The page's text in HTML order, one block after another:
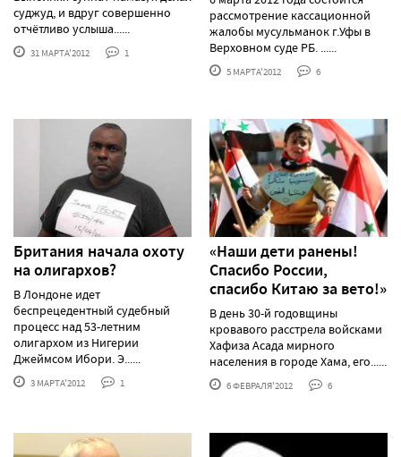
суджуд, и вдруг совершенно
отчётливо услыша......
31 МАРТА'2012 1
рассмотрение кассационной
жалобы мусульманок г.Уфы в
Верховном суде РБ. ......
5 МАРТА'2012 6
Британия начала охоту
на олигархов?
В Лондоне идет
беспрецедентный судебный
процесс над 53-летним
олигархом из Нигерии
Джеймсом Ибори. Э......
3 МАРТА'2012 1
«Наши дети ранены!
Спасибо России,
спасибо Китаю за вето!»
В день 30-й годовщины
кровавого расстрела войсками
Хафиза Асада мирного
населения в городе Хама, его......
6 ФЕВРАЛЯ'2012 6